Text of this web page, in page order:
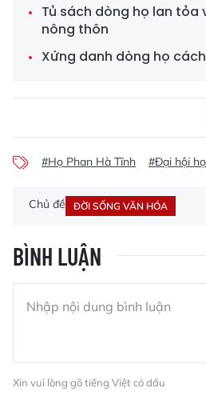
Tủ sách dòng họ lan tỏa
nông thôn
Xứng danh dòng họ
#Họ Phan Hà Tĩnh #Đại hội
Chủ đề ĐỜI SỐNG VĂN HÓA
BÌNH LUẬN
Xin vui lòng gõ tiếng Việt có dấu